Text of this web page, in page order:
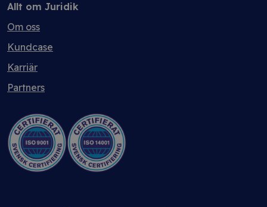
Allt om Juridik
Om oss
Kundcase
Karriär
Partners